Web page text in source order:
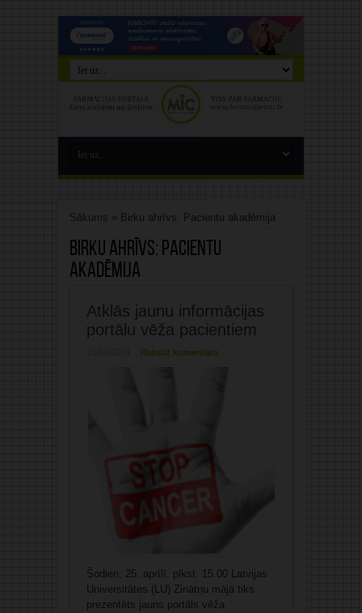
Sākums » Birku ahrīvs: Pacientu akadēmija
Birku ahrīvs: Pacientu
akadēmija
Atklās jaunu informācijas
portālu vēža pacientiem
Rakstīt komentāru
Šodien, 25. aprīlī, plkst. 15.00 Latvijas
Universitātes (LU) Zinātņu mājā tiks
prezentēts jauns portāls vēža